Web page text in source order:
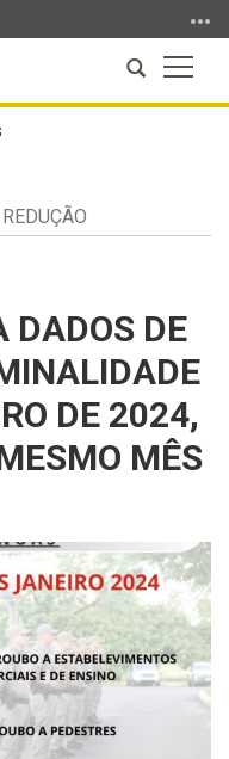
a
Abrir
a
DADOS DE
DE 2024,
MÊS